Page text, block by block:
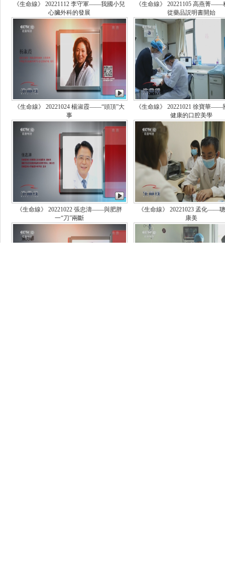
《生命線》 20221112 李守軍——我國小兒
心臟外科的發展
《生命線》 20221105 高燕菁——
從藥品説明書開始
《生命線》 20221024 楊淑霞——“頭頂”大
事
《生命線》 20221021 徐寶華——
健康的口腔美學
《生命線》 20221022 張忠濤——與肥胖
一“刀”兩斷
《生命線》 20221023 孟化——
康美